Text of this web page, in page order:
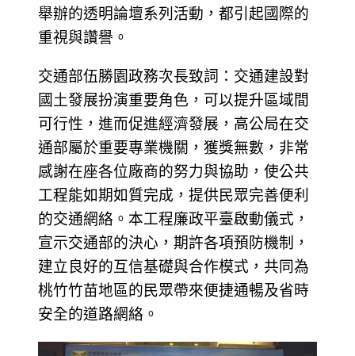
舉辦的透明論壇系列活動，都引起國際的
重視與讚譽。
交通部伍勝園政務次長致詞：交通建設對
國土發展扮演重要角色，可以提升區域間
可行性，進而促進經濟發展，高公局在交
通部屬於重要專業機關，獲獎無數，非常
感謝在座各位廠商的努力與協助，使公共
工程能如期如質完成，提供民眾完善便利
的交通網絡。本工程廉政平臺啟動儀式，
宣示交通部的決心，期許各項預防機制，
建立良好的互信基礎與合作模式，共同為
桃竹竹苗地區的民眾帶來便捷通暢及省時
安全的道路網絡。